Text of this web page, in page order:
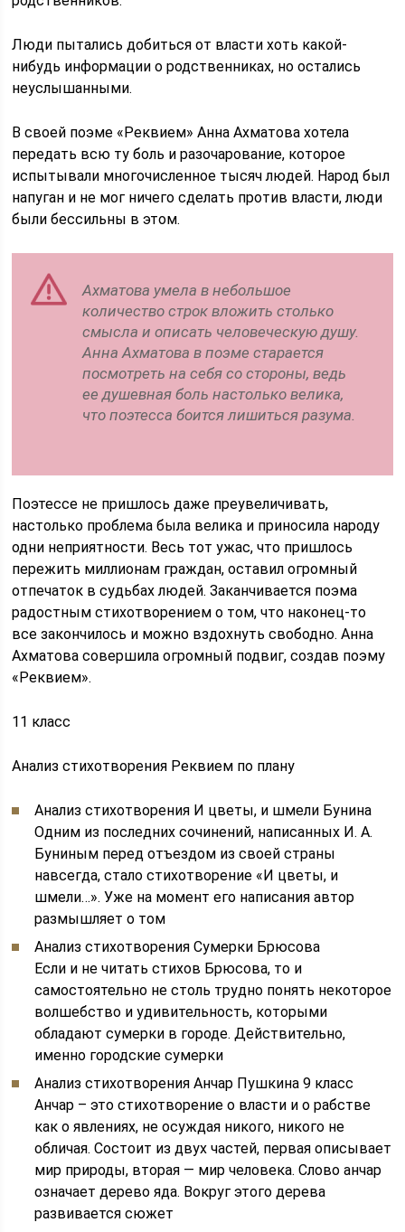
Люди пытались добиться от власти хоть какой-
нибудь информации о родственниках, но остались
неуслышанными.
В своей поэме «Реквием» Анна Ахматова хотела
передать всю ту боль и разочарование, которое
испытывали многочисленное тысяч людей. Народ был
напуган и не мог ничего сделать против власти, люди
были бессильны в этом.
Ахматова умела в небольшое
количество строк вложить столько
смысла и описать человеческую душу.
Анна Ахматова в поэме старается
посмотреть на себя со стороны, ведь
ее душевная боль настолько велика,
что поэтесса боится лишиться разума.
Поэтессе не пришлось даже преувеличивать,
настолько проблема была велика и приносила народу
одни неприятности. Весь тот ужас, что пришлось
пережить миллионам граждан, оставил огромный
отпечаток в судьбах людей. Заканчивается поэма
радостным стихотворением о том, что наконец-то
все закончилось и можно вздохнуть свободно. Анна
Ахматова совершила огромный подвиг, создав поэму
«Реквием».
11 класс
Анализ стихотворения Реквием по плану
Анализ стихотворения И цветы, и шмели Бунина
Одним из последних сочинений, написанных И. А.
Буниным перед отъездом из своей страны
навсегда, стало стихотворение «И цветы, и
шмели…». Уже на момент его написания автор
размышляет о том
Анализ стихотворения Сумерки Брюсова
Если и не читать стихов Брюсова, то и
самостоятельно не столь трудно понять некоторое
волшебство и удивительность, которыми
обладают сумерки в городе. Действительно,
именно городские сумерки
Анализ стихотворения Анчар Пушкина 9 класс
Анчар – это стихотворение о власти и о рабстве
как о явлениях, не осуждая никого, никого не
обличая. Состоит из двух частей, первая описывает
мир природы, вторая — мир человека. Слово анчар
означает дерево яда. Вокруг этого дерева
развивается сюжет